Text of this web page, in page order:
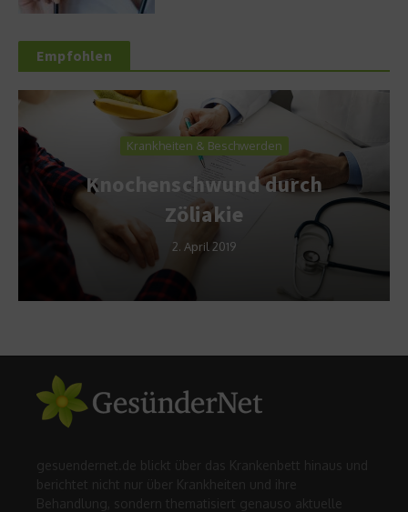
Empfohlen
Krankheiten & Beschwerden
Knochenschwund durch
Zöliakie
2. April 2019
gesuendernet.de blickt über das Krankenbett hinaus und
berichtet nicht nur über Krankheiten und ihre
Behandlung, sondern thematisiert genauso aktuelle